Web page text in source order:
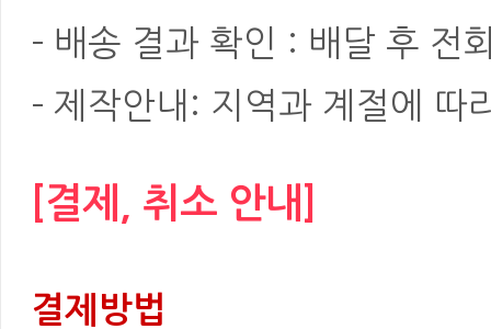
- 배송 결과 확인 : 배달 후 전
- 제작안내: 지역과 계절에 따
[결제, 취소 안내]
결제방법